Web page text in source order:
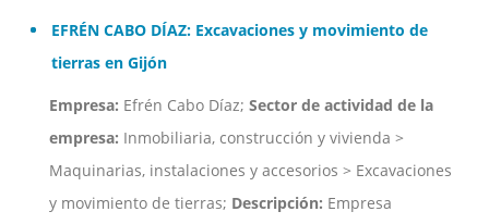
EFRÉN CABO DÍAZ: Excavaciones y movimiento de
tierras en Gijón
Empresa: Efrén Cabo Díaz; Sector de actividad de la
empresa: Inmobiliaria, construcción y vivienda >
Maquinarias, instalaciones y accesorios > Excavaciones
y movimiento de tierras; Descripción: Empresa